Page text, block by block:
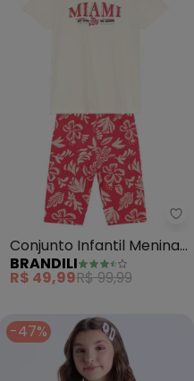
Conjunto Infantil Menina
Conjunto Infantil Menina
com Strass (Bege)
BRANDILI
R$ 49,99R$ 99,99
-47%